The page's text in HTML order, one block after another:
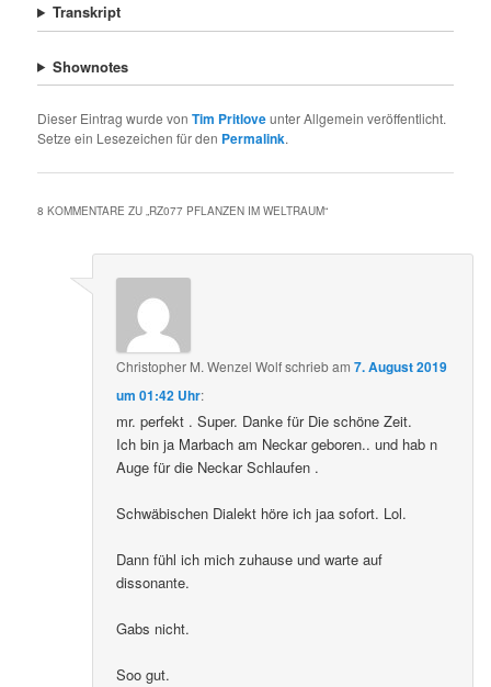
Transkript
Shownotes
Dieser Eintrag wurde vonTim Pritloveunter Allgemein veröffentlicht.
Setze ein Lesezeichen für den Permalink.
8 KOMMENTARE ZU „ RZ077 PFLANZEN IM WELTRAUM“
Christopher M. Wenzel Wolfschriebam7. August 2019
um 01:42 Uhr:
mr. perfekt . Super. Danke für Die schöne Zeit.
Ich bin ja Marbach am Neckar geboren.. und hab n
Auge für die Neckar Schlaufen .
Schwäbischen Dialekt höre ich jaa sofort. Lol.
Dann fühl ich mich zuhause und warte auf
dissonante.
Gabs nicht.
Soo gut.